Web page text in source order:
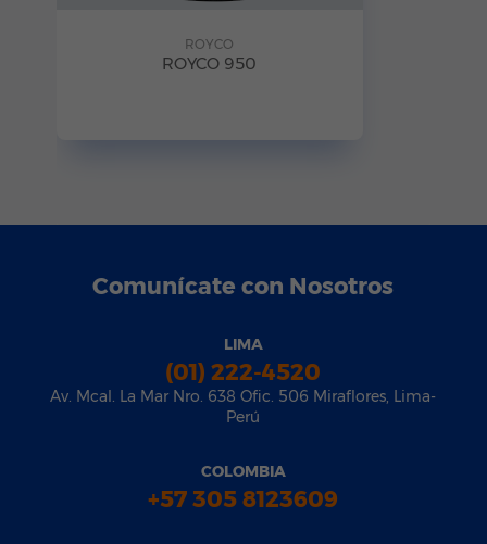
ROYCO
ROYCO 950
Comunícate con Nosotros
LIMA
(01) 222-4520
Av. Mcal. La Mar Nro. 638 Ofic. 506 Miraflores, Lima-
Perú
COLOMBIA
+57 305 8123609